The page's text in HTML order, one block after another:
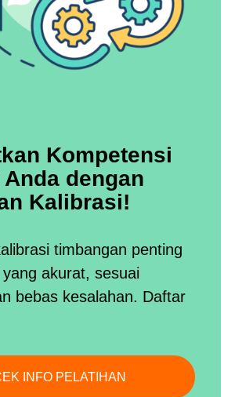
Kompetensi
dengan
Kalibrasi!
timbangan penting
akurat, sesuai
bebas kesalahan. Daftar
INFO PELATIHAN